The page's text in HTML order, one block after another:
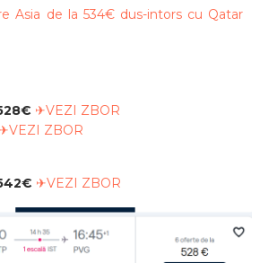
Asia de la 534€ dus-intors cu Qatar
✈VEZI ZBOR
✈VEZI ZBOR
✈VEZI ZBOR